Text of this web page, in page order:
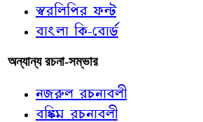
স্বরলিপির ফন্ট
বাংলা কি-বোর্ড
অন্যান্য রচনা-সম্ভার
নজরুল রচনাবলী
বঙ্কিম রচনাবলী